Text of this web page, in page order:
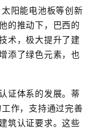
阳能电池板等创新
的推动下，巴西的
术，极大提升了建
添了绿色元素，也
证体系的发展。蒂
作，支持通过完善
筑认证要求。这些